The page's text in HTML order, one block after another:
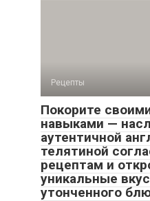
Рецепты
Покорите
навыками —
аутентичной
телятиной
рецептам и
уникальные
утонченного